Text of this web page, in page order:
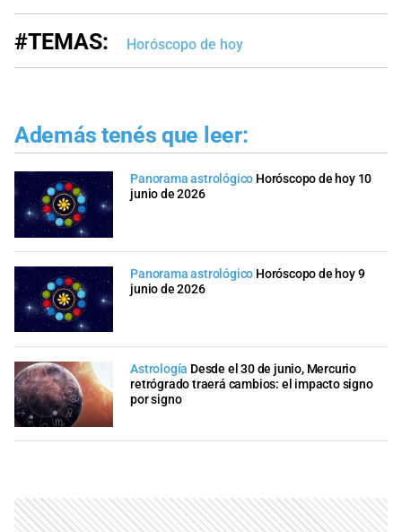
#TEMAS: Horóscopo de hoy
Además tenés que leer:
Panorama astrológico Horóscopo de hoy 10
junio de 2026
Panorama astrológico Horóscopo de hoy 9
junio de 2026
Astrología Desde el 30 de junio, Mercurio
retrógrado traerá cambios: el impacto signo
por signo